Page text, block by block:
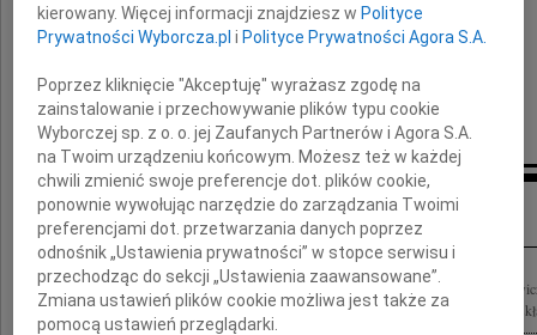
Marta i Genek Peciakowscy
Inne kondolencje
Z ogromnym żalem i smutkiem żegnamy Prof. dr. hab. n. med. Bogdana
Naukowej Lux Med, wieloletniego pracownika i znakomitego chirurga. Rodzinie
kierowany. Więcej informacji znajdziesz wPolityce
Prywatności Wyborcza.pl iPolityce Prywatności Agora S.A.
Poprzez kliknięcie "Akceptuję" wyrażasz zgodę na
zainstalowanie i przechowywanie plików typu cookie
Wyborczej sp. z o. o. jej Zaufanych Partnerów i Agora S.A.
na Twoim urządzeniu końcowym. Możesz też w każdej
chwili zmienić swoje preferencje dot. plików cookie,
ponownie wywołując narzędzie do zarządzania Twoimi
preferencjami dot. przetwarzania danych poprzez
odnośnik „Ustawienia prywatności” w stopce serwisu i
przechodząc do sekcji „Ustawienia zaawansowane”.
Zmiana ustawień plików cookie możliwa jest także za
pomocą ustawień przeglądarki.